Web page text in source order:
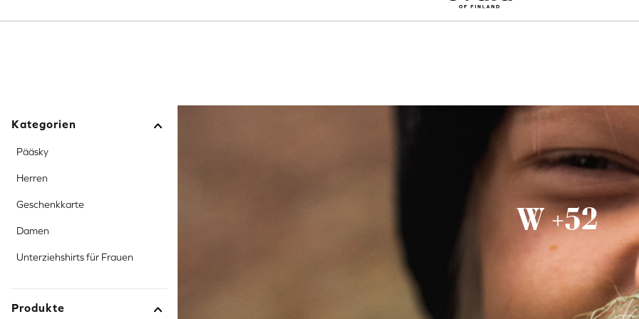
Melde dich an und erhalte 10 % Rabatt auf deine erste Bestellung
Kategorien
Pääsky
Herren
Geschenkkarte
Damen
Unterziehshirts für Frauen
Produkte
W +52